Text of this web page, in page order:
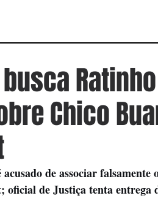
Chico
de associar
oficial de Justiça tenta entrega